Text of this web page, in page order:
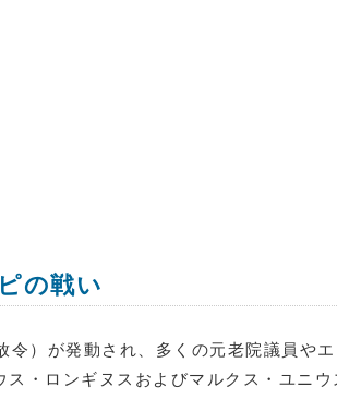
の戦い
）が発動され、多くの元老院議員や
・ロンギヌスおよびマルクス・ユニ